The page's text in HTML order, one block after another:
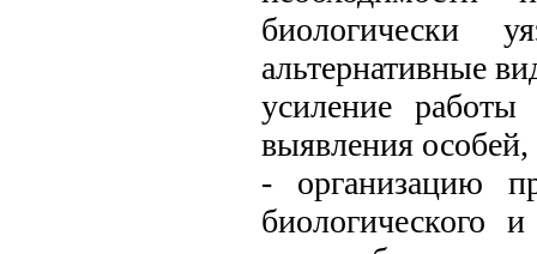
биологически
альтернативные
усиление
выявления
- организацию
биологического